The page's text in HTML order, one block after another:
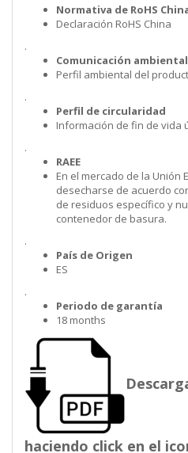
Normativa de RoHS
Declaración RoHS China
.
Comunicación ambiental
Perfil ambiental del
.
Perfil de circularidad
Información de fin de vida
.
RAEE
En el mercado de la Unión
desecharse de acuerdo
de residuos específico y
contenedor de basura.
.
País de Origen
ES
.
Periodo de garantía
18 months
haciendo click en el